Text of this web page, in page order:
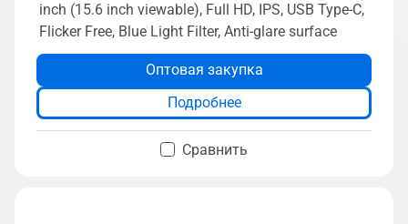
inch (15.6 inch viewable), Full HD, IPS, USB Type-C,
Flicker Free, Blue Light Filter, Anti-glare surface
Оптовая закупка
Подробнее
Сравнить